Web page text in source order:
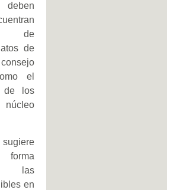
de
de
el
de los
las
en